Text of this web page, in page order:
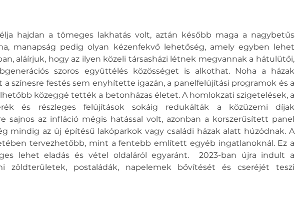
hajdan a tömeges lakhatás volt, aztán később maga a nagybetűs
manapság pedig olyan kézenfekvő lehetőség, amely egyben lehet
aláírjuk, hogy az ilyen közeli társasházi létnek megvannak a hátulütői,
szoros együttélés közösséget is alkothat. Noha a házak
színesre festés sem enyhítette igazán, a panelfelújítási programok és a
közeggé tették a betonházas életet. A homlokzati szigetelések, a
és részleges felújítások sokáig redukálták a közüzemi díjak
sajnos az infláció mégis hatással volt, azonban a korszerűsített panel
mindig az új építésű lakóparkok vagy családi házak alatt húzódnak. A
tervezhetőbb, mint a fentebb említett egyéb ingatlanoknál. Ez a
lehet eladás és vétel oldaláról egyaránt.  2023-ban újra indult a
zöldterületek, postaládák, napelemek bővítését és cseréjét teszi